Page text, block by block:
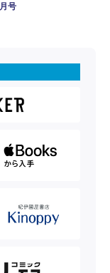
月号